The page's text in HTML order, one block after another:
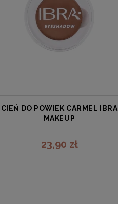
CIEŃ DO POWIEK CARMEL IBRA
MAKEUP
IBRA
23,90 zł